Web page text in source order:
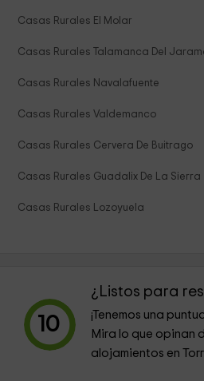
Casas Rurales El Molar
Casas Rurales Talamanca Del
Casas Rurales Navalafuente
Casas Rurales Valdemanco
Casas Rurales Cervera De Buitrago
Casas Rurales Guadalix De La Sierra
Casas Rurales Lozoyuela
10
¿Listos para
¡Tenemos una
Mira lo que opinan
alojamientos en